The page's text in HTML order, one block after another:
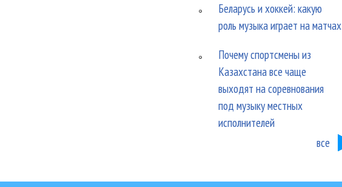
Беларусь и хоккей: какую
роль музыка играет на матчах
Почему спортсмены из
Казахстана все чаще
выходят на соревнования
под музыку местных
исполнителей
все